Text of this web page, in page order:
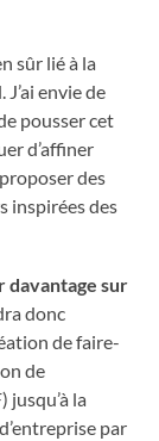
sûr lié à la
envie de
pousser cet
d’affiner
des
inspirées des
davantage sur
donc
de faire-
de
jusqu’à la
par